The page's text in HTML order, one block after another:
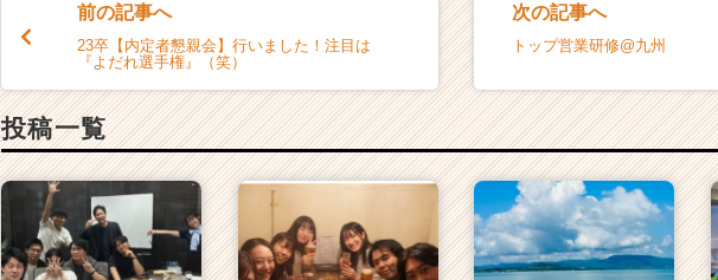
前の記事へ
23卒【内定者懇親会】行いました！注目は
『よだれ選手権』（笑）
次の記事へ
トップ営業研修@九州
投稿一覧